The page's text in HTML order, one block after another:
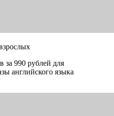
за 990 рублей для
английского языка